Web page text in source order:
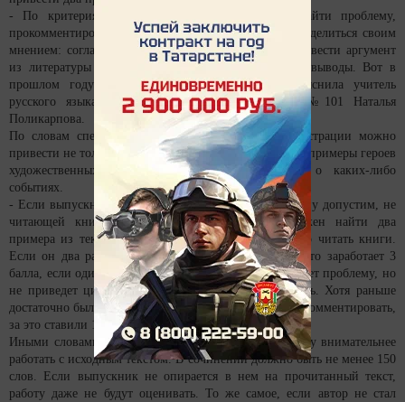
- По критериям оценки в этот раз требуется найти проблему,
прокомментировать ее, показать позицию автора, поделиться своим
мнением: согласием или несогласием с автором, привести аргумент
из литературы или из жизни, потом сделать свои выводы. Вот в
прошлом году таких требований не было, - пояснила учитель
русского языка и литературы казанской школы №101 Наталья
Поликарпова.
По словам специалистов, в качестве примера-иллюстрации можно
привести не только цитаты, но и косвенную речь или примеры героев
художественных произведений и их изречений о каких-либо
событиях.
- Если выпускник два раза комментирует проблему, ну допустим, не
читающей книг современной молодежи, он должен найти два
примера из текста, вот, мол, автор считает, что надо читать книги.
Если он два раза сделает такую привязку к тексту, то заработает 3
балла, если один раз - 2 балла, а если прокомментирует проблему, но
не приведет цитаты или примеры из текста, то ноль. Хотя раньше
достаточно было найти проблему и правильно ее прокомментировать,
за это ставили 1 балл, - приводит пример педагог.
Иными словами перед школьниками поставили задачу внимательнее
работать с исходным текстом. В сочинении должно быть не менее 150
слов. Если выпускник не опирается в нем на прочитанный текст,
работу даже не будут оценивать. То же самое, если автор не стал